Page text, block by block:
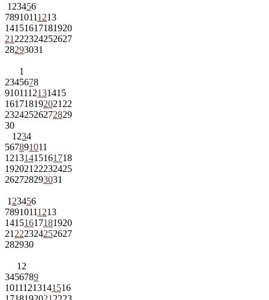
1 23456
78910111213
14151617181920
21 222324252627
28293031
1
2345678
9101112131415
161718192021 22
23242526272829
30
1 234
567891011
12131415161718
192021 22232425
262728293031
1 23456
78910111213
14151617181920
21 222324252627
282930
1 2
3456789
10111213141516